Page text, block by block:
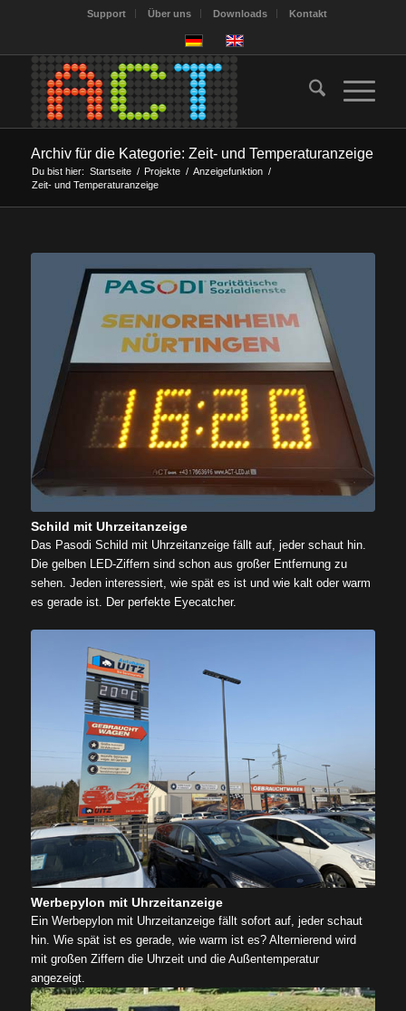
Support Über uns Downloads Kontakt
Archiv für die Kategorie: Zeit- und Temperaturanzeige
Du bist hier: Startseite / Projekte / Anzeigefunktion /
Zeit- und Temperaturanzeige
Schild mit Uhrzeitanzeige
Das Pasodi Schild mit Uhrzeitanzeige fällt auf, jeder schaut hin.
Die gelben LED-Ziffern sind schon aus großer Entfernung zu
sehen. Jeden interessiert, wie spät es ist und wie kalt oder warm
es gerade ist. Der perfekte Eyecatcher.
Werbepylon mit Uhrzeitanzeige
Ein Werbepylon mit Uhrzeitanzeige fällt sofort auf, jeder schaut
hin. Wie spät ist es gerade, wie warm ist es? Alternierend wird
mit großen Ziffern die Uhrzeit und die Außentemperatur
angezeigt.